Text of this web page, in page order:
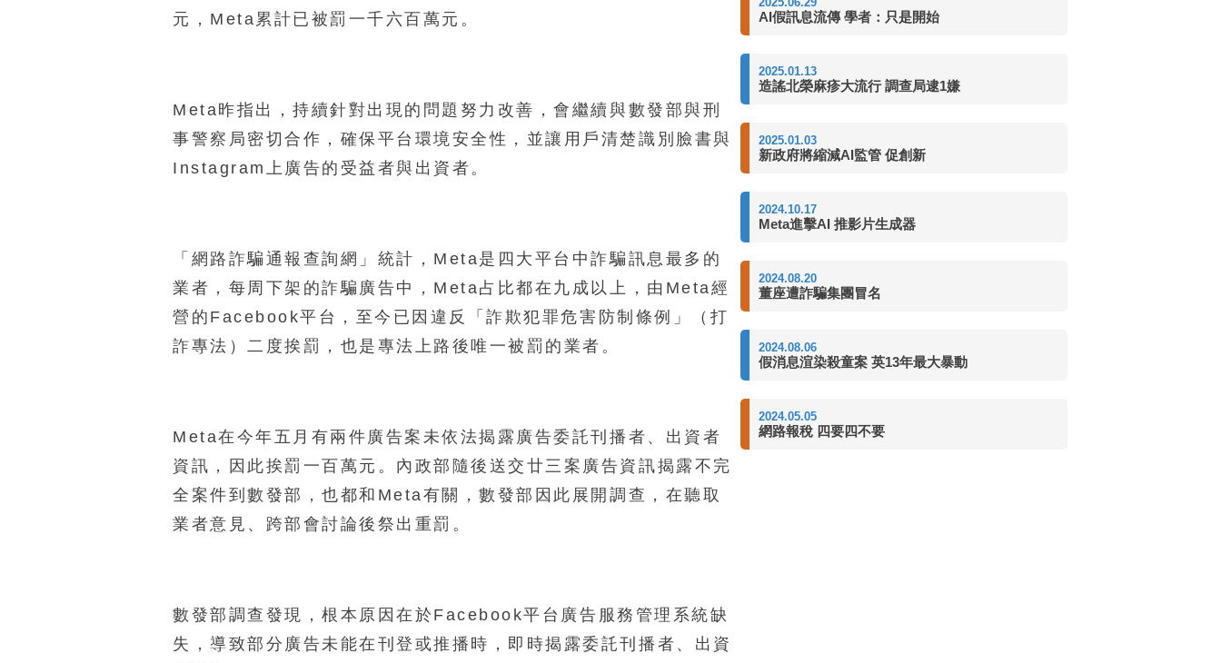
元，Meta累計已被罰一千六百萬元。
Meta昨指出，持續針對出現的問題努力改善，會繼續與數發部與刑
事警察局密切合作，確保平台環境安全性，並讓用戶清楚識別臉書與
Instagram上廣告的受益者與出資者。
「網路詐騙通報查詢網」統計，Meta是四大平台中詐騙訊息最多的
業者，每周下架的詐騙廣告中，Meta占比都在九成以上，由Meta經
營的Facebook平台，至今已因違反「詐欺犯罪危害防制條例」（打
詐專法）二度挨罰，也是專法上路後唯一被罰的業者。
Meta在今年五月有兩件廣告案未依法揭露廣告委託刊播者、出資者
資訊，因此挨罰一百萬元。內政部隨後送交廿三案廣告資訊揭露不完
全案件到數發部，也都和Meta有關，數發部因此展開調查，在聽取
業者意見、跨部會討論後祭出重罰。
數發部調查發現，根本原因在於Facebook平台廣告服務管理系統缺
失，導致部分廣告未能在刊登或推播時，即時揭露委託刊播者、出資
2025.06.29
AI假訊息流傳 學者：只是開始
2025.01.13
造謠北榮麻疹大流行 調查局逮1嫌
2025.01.03
新政府將縮減AI監管 促創新
2024.10.17
Meta進擊AI 推影片生成器
2024.08.20
董座遭詐騙集團冒名
2024.08.06
假消息渲染殺童案 英13年最大暴動
2024.05.05
網路報稅 四要四不要